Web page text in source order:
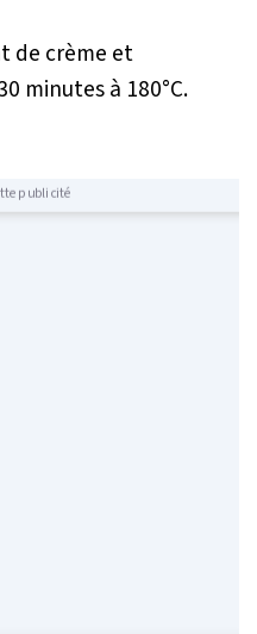
de crème et
minutes à 180°C.
publicité